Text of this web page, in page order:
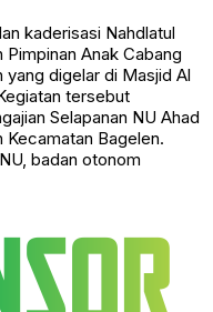
kaderisasi Nahdlatul
Anak Cabang
yang digelar di Masjid Al
tersebut
Selapanan NU Ahad
Kecamatan Bagelen.
badan otonom